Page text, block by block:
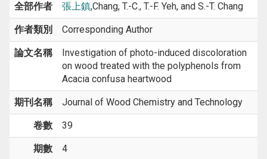
全部作者 張上鎮,Chang, T.-C., T.-F. Yeh, and S.-T. Chang
作者類別 Corresponding Author
論文名稱
Investigation of photo-induced discoloration
on wood treated with the polyphenols from
Acacia confusa heartwood
期刊名稱 Journal of Wood Chemistry and Technology
卷數 39
期數 4